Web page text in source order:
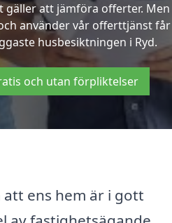
gäller att jämföra offerter. Men
använder vår offerttjänst får
husbesiktningen i Ryd.
och utan förpliktelser
ens hem är i gott